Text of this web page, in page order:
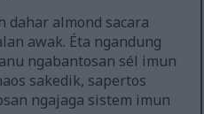
almond sacara
awak. Éta ngandung
ngabantosan sél imun
sakedik, sapertos
ngajaga sistem imun